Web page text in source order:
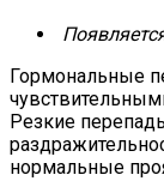
Гормональные
Резкие
нормальные